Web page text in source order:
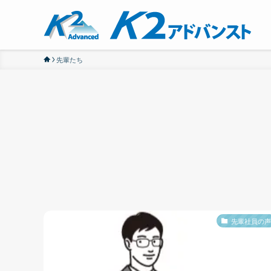
先輩たち
先輩社員の声